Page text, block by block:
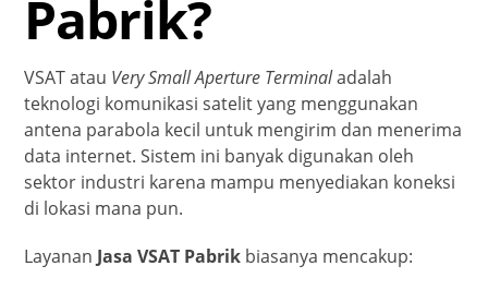
Pabrik?
VSAT atau Very Small Aperture Terminaladalah
teknologi komunikasi satelit yang menggunakan
antena parabola kecil untuk mengirim dan menerima
data internet. Sistem ini banyak digunakan oleh
sektor industri karena mampu menyediakan koneksi
di lokasi mana pun.
Layanan Jasa VSAT Pabrik biasanya mencakup: